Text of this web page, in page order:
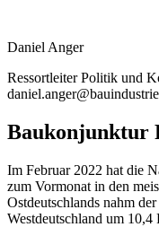
Daniel Anger
Ressortleiter Politik und
Baukonjunktur
Im Februar 2022 hat die
zum Vormonat in den
Ostdeutschlands nahm
Westdeutschland um 10,4